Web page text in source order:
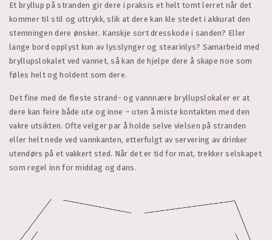
Et bryllup på stranden gir dere i praksis et helt tomt lerret når det
kommer til stil og uttrykk, slik at dere kan kle stedet i akkurat den
stemningen dere ønsker. Kanskje sort dresskode i sanden? Eller
lange bord opplyst kun av lysslynger og stearinlys? Samarbeid med
bryllupslokalet ved vannet, så kan de hjelpe dere å skape noe som
føles helt og holdent som dere.
Det fine med de fleste strand- og vannnære bryllupslokaler er at
dere kan feire både ute og inne – uten å miste kontakten med den
vakre utsikten. Ofte velger par å holde selve vielsen på stranden
eller helt nede ved vannkanten, etterfulgt av servering av drinker
utendørs på et vakkert sted. Når det er tid for mat, trekker selskapet
som regel inn for middag og dans.